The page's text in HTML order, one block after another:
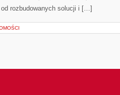
rozbudowanych solucji i […]